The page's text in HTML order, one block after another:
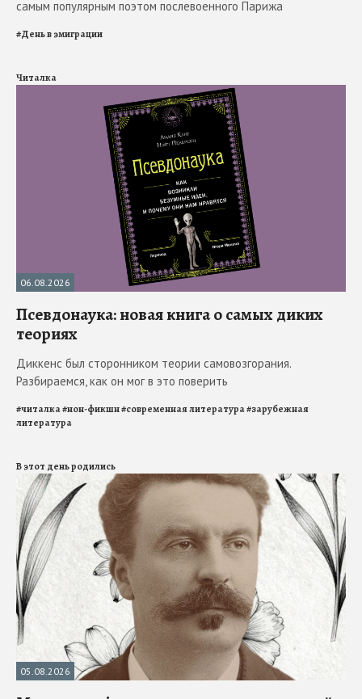
самым популярным поэтом послевоенного Парижа
#День в эмиграции
Читалка
06.08.2026
Псевдонаука: новая книга о самых диких
теориях
Диккенс был сторонником теории самовозгорания.
Разбираемся, как он мог в это поверить
#читалка#нон-фикшн#современная литература#зарубежная
литература
В этот день родились
05.08.2026